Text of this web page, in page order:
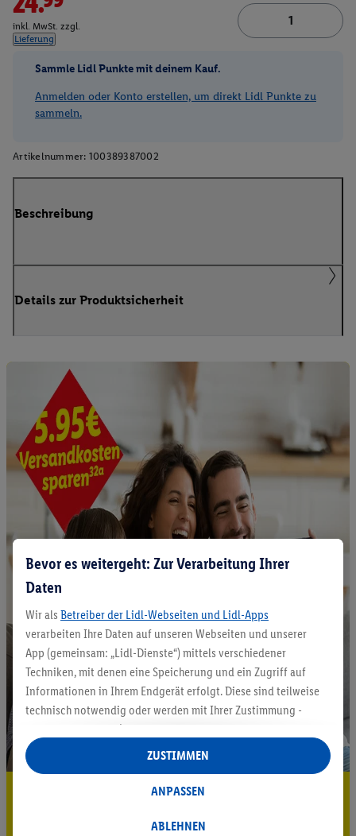
inkl. MwSt. zzgl.
Lieferung
Sammle Lidl Punkte mit deinem Kauf.
Anmelden oder Konto erstellen, um direkt Lidl Punkte zu
sammeln.
Artikelnummer: 100389387002
Beschreibung
Details zur Produktsicherheit
5.95 € Versand sparen³²ᵃ
Jetzt zum Newsletter anmelden
Bevor es weitergeht: Zur Verarbeitung Ihrer
Daten
Wir als Betreiber der Lidl-Webseiten und Lidl-Apps
verarbeiten Ihre Daten auf unseren Webseiten und unserer
App (gemeinsam: „Lidl-Dienste“) mittels verschiedener
Techniken, mit denen eine Speicherung und ein Zugriff auf
Informationen in Ihrem Endgerät erfolgt. Diese sind teilweise
technisch notwendig oder werden mit Ihrer Zustimmung -
auch durch Partner (u.a.
Verantwortliche; im Zusammenhang mit dem IAB TCF
insgesamt
Statistik-Erstellung oder für personalisierte Werbung
Datenverarbeitungen für personalisierte Werbung werden
ABLEHNEN
ANPASSEN
ZUSTIMMEN